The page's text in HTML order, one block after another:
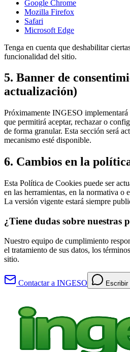
Google Chrome
Mozilla Firefox
Safari
Microsoft Edge
Tenga en cuenta que deshabilitar
funcionalidad del sitio.
5. Banner de
actualización)
Próximamente INGESO
que permitirá aceptar, rechazar o
de forma granular. Esta sección será
mecanismo esté disponible.
6. Cambios en la
Esta Política de Cookies puede ser
en las herramientas, en la normativa o
La versión vigente estará siempre
¿Tiene dudas sobre nuestras
Nuestro equipo de cumplimiento
el tratamiento de sus datos, los
sitio.
Contactar a INGESO Escribir